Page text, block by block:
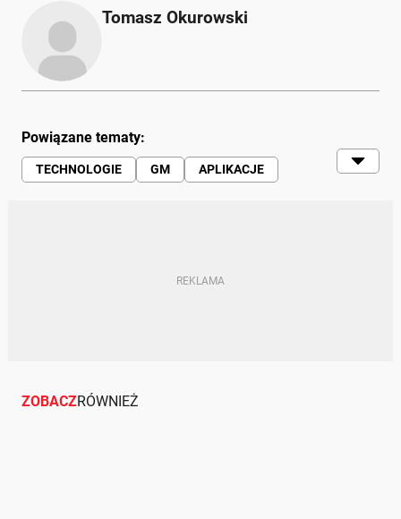
Tomasz Okurowski
Powiązane tematy:
TECHNOLOGIE GM
APLIKACJE
ZOBACZRÓWNIEŻ